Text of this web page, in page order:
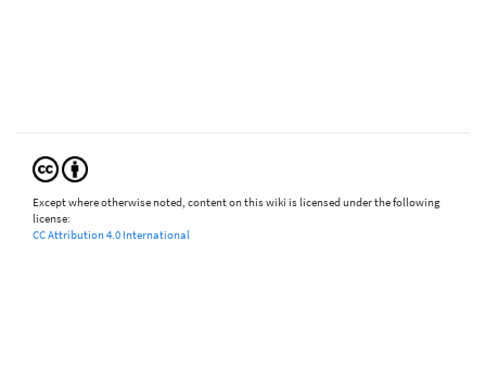
Except where otherwise noted, content on this wiki is licensed under the following
license:
CC Attribution 4.0 International